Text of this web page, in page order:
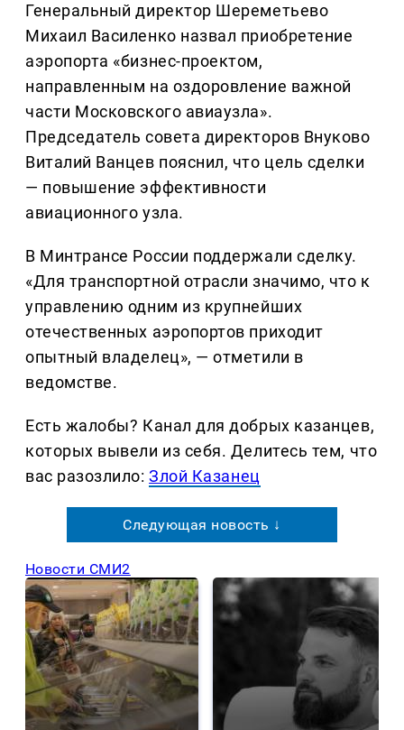
Генеральный директор Шереметьево
Михаил Василенко назвал приобретение
аэропорта «бизнес-проектом,
направленным на оздоровление важной
части Московского авиаузла».
Председатель совета директоров Внуково
Виталий Ванцев пояснил, что цель сделки
— повышение эффективности
авиационного узла.
В Минтрансе России поддержали сделку.
«Для транспортной отрасли значимо, что к
управлению одним из крупнейших
отечественных аэропортов приходит
опытный владелец», — отметили в
ведомстве.
Есть жалобы? Канал для добрых казанцев,
которых вывели из себя. Делитеcь тем, что
вас разозлило:Злой Казанец
Следующая новость ↓
Новости СМИ2